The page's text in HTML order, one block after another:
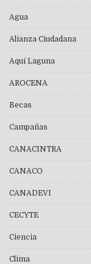
Agua
Alianza Ciudadana
Aquí Laguna
AROCENA
Becas
Campañas
CANACINTRA
CANACO
CANADEVI
CECYTE
Ciencia
Clima